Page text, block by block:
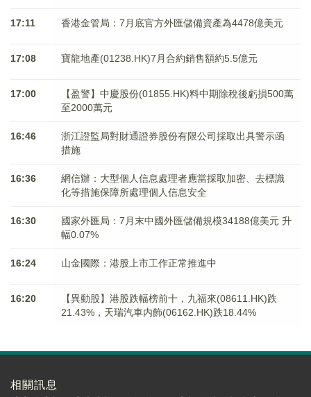
17:11 香港金管局：7月底官方外匯儲備資產為4478億美元
17:08 寶龍地產(01238.HK)7月合約銷售額約5.5億元
17:00
【盈警】中慶股份(01855.HK)料中期除稅後虧損500萬
至2000萬元
16:46
浙江證監局對財通證券股份有限公司採取出具警示函
措施
16:36
網信辦：大型個人信息處理者應當採取加密、去標識
化等措施保障所處理個人信息安全
16:30
國家外匯局：7月末中國外匯儲備規模34188億美元 升
幅0.07%
16:24 山金國際：港股上市工作正常推進中
16:20
【異動股】港股跌幅榜前十，九福來(08611.HK)跌
21.43%，天瑞汽車内飾(06162.HK)跌18.44%
相關訊息